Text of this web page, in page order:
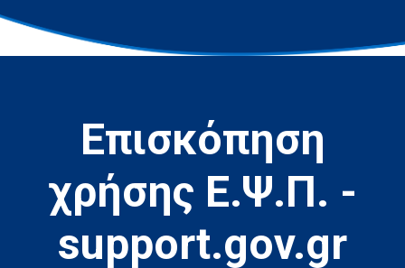
Επισκόπηση
χρήσης Ε.Ψ.Π. -
support.gov.gr